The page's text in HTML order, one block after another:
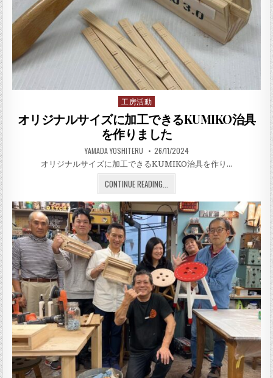
Posted in
工房活動
オリジナルサイズに加工できるKUMIKO治具
を作りました
AUTHOR:
YAMADA YOSHITERU PUBLISHED DATE:
26/11/2024
オリジナルサイズに加工できるKUMIKO治具を作り…
CONTINUE READING... オリジナルサイズに加工で